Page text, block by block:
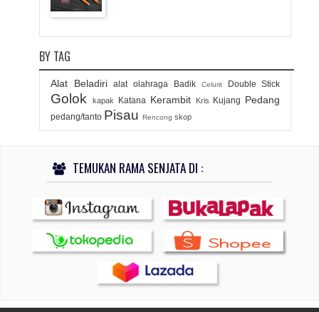
BY TAG
Alat Beladiri alat olahraga Badik Celurit Double Stick
Golok kapak Katana Kerambit Kris Kujang Pedang
pedang/tanto Pisau Rencong skop
TEMUKAN RAMA SENJATA DI :